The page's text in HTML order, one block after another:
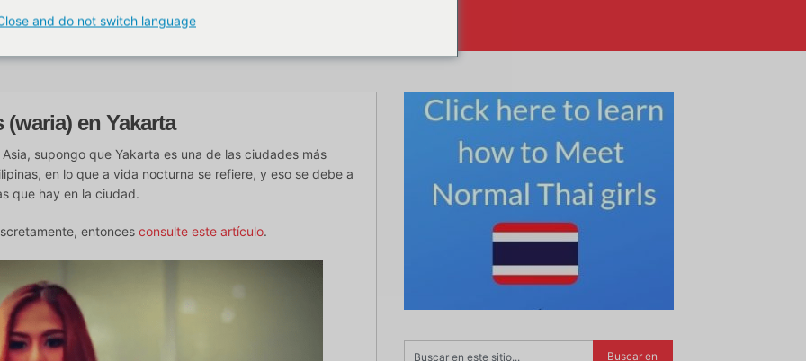
con
en Yakarta
supongo que Yakarta es una de las ciudades más
en lo que a vida nocturna se refiere, y eso se debe a
que hay en la ciudad.
entonces consulte este artículo.
and do not switch language